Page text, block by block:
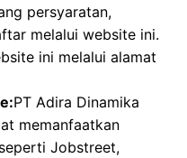
persyaratan,
melalui website ini.
ini melalui alamat
PT Adira Dinamika
memanfaatkan
Jobstreet,